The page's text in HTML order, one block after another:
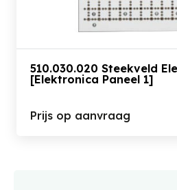
510.030.020 Steekveld
[Elektronica Paneel 1]
Prijs op aanvraag